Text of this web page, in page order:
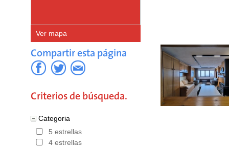
Ver mapa
Compartir esta página
Criterios de búsqueda.
Categoria
5 estrellas
4 estrellas
rutas en
flamenco
ser